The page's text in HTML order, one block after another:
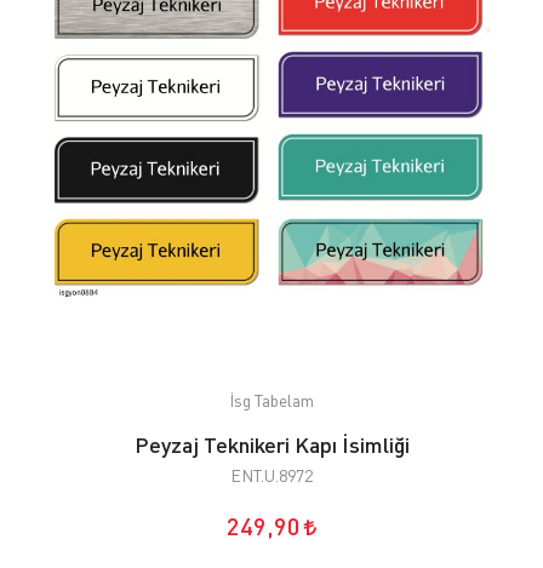
İsg Tabelam
Peyzaj Teknikeri Kapı İsimliği
ENT.U.8972
249,90